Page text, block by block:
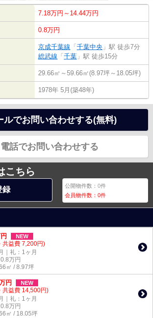
7.18万円～14.44万円
0.8万円
京成千葉線 「 千葉中央 」駅 徒歩7分
総武線 「 千葉 」駅 徒歩15分
29.66㎡～59.66㎡(8.97坪～18.05坪)
1978年 5月(築48年)
ルでお問い合わせする(無料)
電話でお問い合わせする
こちら
録 公開物件数：0件
会員物件数：0件
円 NEW
共益費 7,200円)
｜礼：1ヶ月
0.8万円
㎡ / 8.97坪
円 NEW
共益費 14,500円)
｜礼：1ヶ月
0.8万円
㎡ / 18.05坪